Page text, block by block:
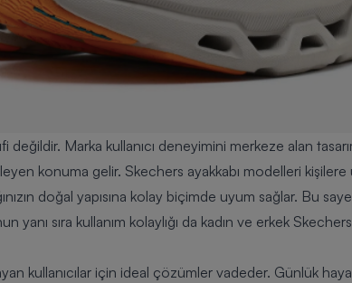
Marka kullanıcı deneyimini merkeze alan
konuma gelir. Skechers ayakkabı modelleri
doğal yapısına kolay biçimde uyum sağlar. Bu
yanı sıra kullanım kolaylığı da kadın ve erkek
kullanıcılar için ideal çözümler vadeder. Günlük